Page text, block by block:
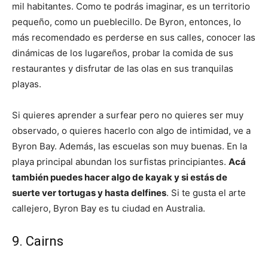
mil habitantes. Como te podrás imaginar, es un territorio
pequeño, como un pueblecillo. De Byron, entonces, lo
más recomendado es perderse en sus calles, conocer las
dinámicas de los lugareños, probar la comida de sus
restaurantes y disfrutar de las olas en sus tranquilas
playas.
Si quieres aprender a surfear pero no quieres ser muy
observado, o quieres hacerlo con algo de intimidad, ve a
Byron Bay. Además, las escuelas son muy buenas. En la
playa principal abundan los surfistas principiantes. Acá
también puedes hacer algo de kayak y si estás de
suerte ver tortugas y hasta delfines. Si te gusta el arte
callejero, Byron Bay es tu ciudad en Australia.
9. Cairns